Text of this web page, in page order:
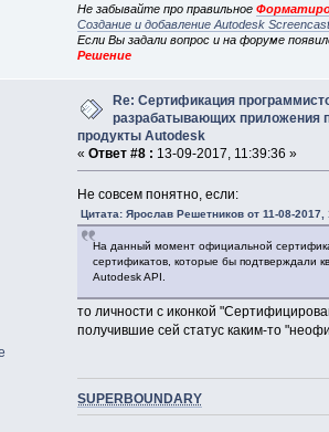
Не забывайте про правильное
Создание и добавление Autodesk
Если Вы задали вопрос и на форуме
Решение
Re: Сертификация
разрабатывающих приложения
продукты Autodesk
« Ответ #8 : 13-09-2017, 11:39:36 »
Не совсем понятно, если:
Цитата: Ярослав Решетников от 11-08-2017,
На данный момент официальной
сертификатов, которые бы подтверждали
Autodesk API.
то личности с иконкой
получившие сей статус каким-то
SUPERBOUNDARY